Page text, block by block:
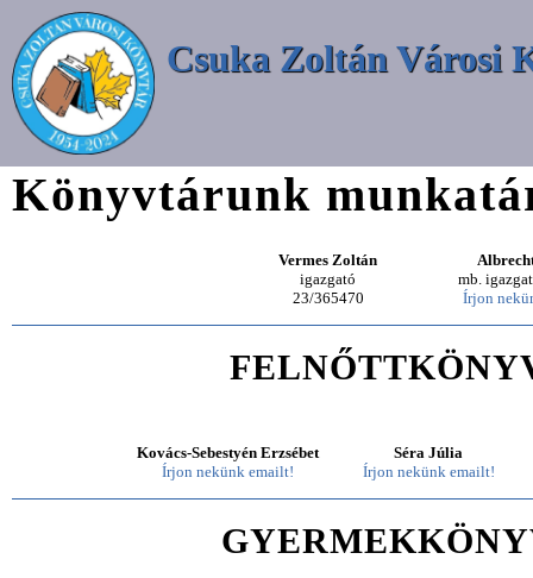
Csuka Zoltán Városi
Könyvtárunk
Vermes Zoltán
igazgató
23/365470
mb.
Írjon
Kovács-Sebestyén Erzsébet
Írjon nekünk emailt!
Séra Júlia
Írjon nekünk emailt!